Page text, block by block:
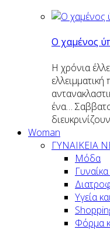
Ο χαμένος
Η χρόνια
ένα…
Woman
ΓΥΝΑΙΚΕΙΑ
Μόδα
Υγεία
Φόρμα